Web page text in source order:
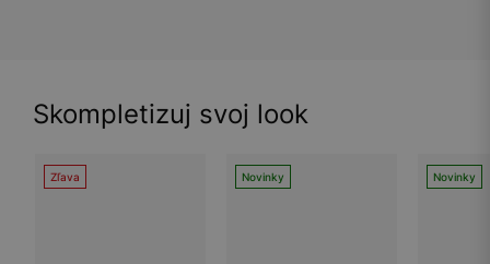
Skompletizuj svoj look
Zľava Novinky Novinky